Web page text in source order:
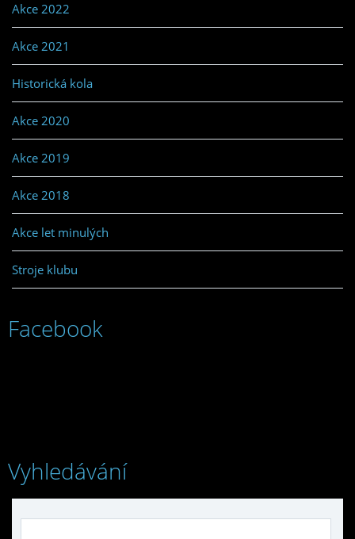
Akce 2022
Akce 2021
Historická kola
Akce 2020
Akce 2019
Akce 2018
Akce let minulých
Stroje klubu
Facebook
Vyhledávání